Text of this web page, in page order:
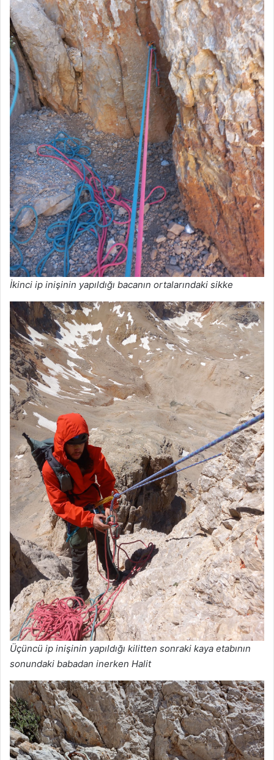
İkinci ip inişinin yapıldığı bacanın ortalarındaki sikke
Üçüncü ip inişinin yapıldığı kilitten sonraki kaya etabının
sonundaki babadan inerken Halit